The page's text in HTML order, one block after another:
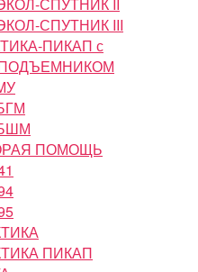
СПУТНИК III
ПИКАП с
ПОМОЩЬ
ПИКАП